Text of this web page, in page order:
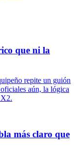
que ni la
repite un guión
aún, la lógica
más claro que